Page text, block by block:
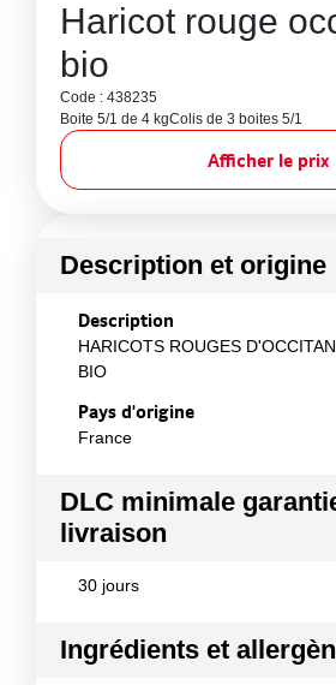
Haricot rouge
bio
Code : 438235
Boite 5/1 de 4 kgColis de 3 boites 5/1
Afficher le prix
Description et origine
Description
HARICOTS ROUGES
BIO
Pays d'origine
France
DLC minimale
livraison
30 jours
Ingrédients et